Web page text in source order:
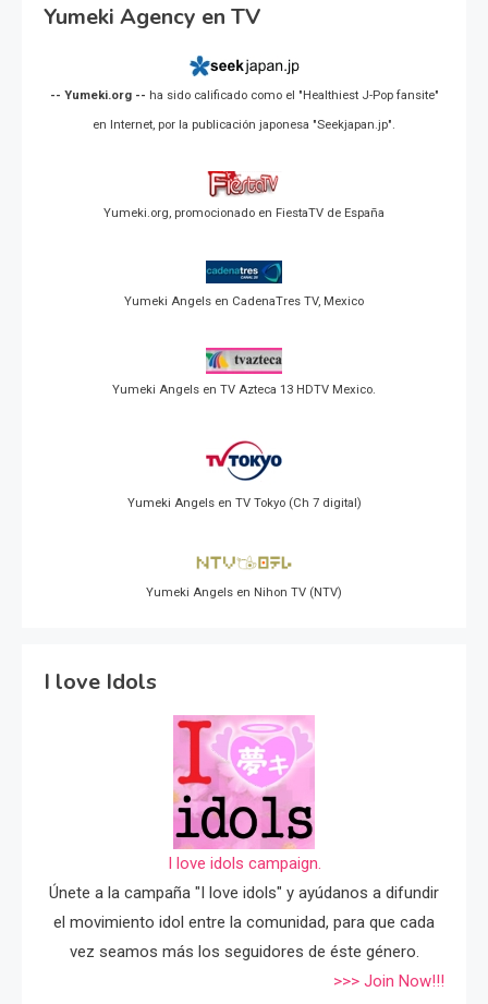
Yumeki Agency en TV
-- Yumeki.org -- ha sido calificado como el "Healthiest J-Pop fansite"
en Internet, por la publicación japonesa "Seekjapan.jp".
Yumeki.org, promocionado en FiestaTV de España
Yumeki Angels en CadenaTres TV, Mexico
Yumeki Angels en TV Azteca 13 HDTV Mexico.
Yumeki Angels en TV Tokyo (Ch 7 digital)
Yumeki Angels en Nihon TV (NTV)
I love Idols
I love idols campaign.
Únete a la campaña "I love idols" y ayúdanos a difundir
el movimiento idol entre la comunidad, para que cada
vez seamos más los seguidores de éste género.
>>> Join Now!!!